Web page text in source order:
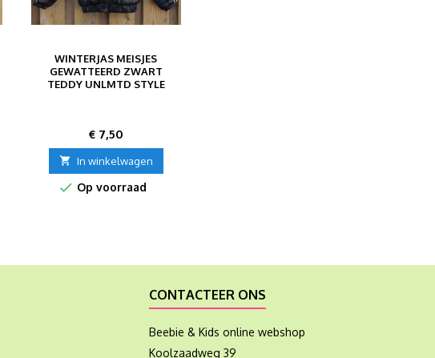
WINTERJAS MEISJES
GEWATTEERD ZWART
TEDDY UNLMTD STYLE
Prijs
€ 7,50
 In winkelwagen
 Op voorraad
CONTACTEER ONS
Beebie & Kids online webshop
Koolzaadweg 39